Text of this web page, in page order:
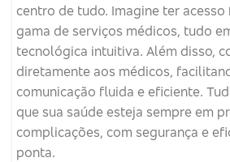
centro de tudo. Imagine ter
gama de serviços médicos, tudo
tecnológica intuitiva. Além disso,
diretamente aos médicos,
comunicação fluida e eficiente.
que sua saúde esteja sempre em
complicações, com segurança e
ponta.